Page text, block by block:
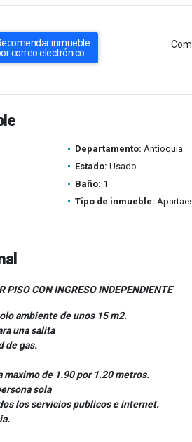
inmueble
correo electrónico
Departamento: Antioquia
Estado: Usado
Baño: 1
Tipo de inmueble:
PISO CON INGRESO INDEPENDIENTE
ambiente de unos 15 m2.
una salita
de gas.
maximo de 1.90 por 1.20 metros.
sola
los servicios publicos e internet.